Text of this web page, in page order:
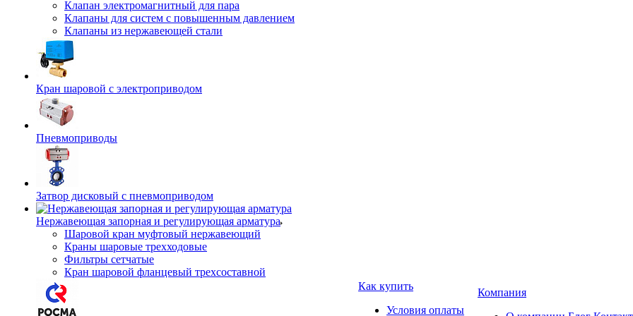
Клапан электромагнитный для пара
Клапаны для систем с повышенным давлением
Клапаны из нержавеющей стали
Кран шаровой с электроприводом
Пневмоприводы
Затвор дисковый с пневмоприводом
Нержавеющая запорная и регулирующая арматура
Шаровой кран муфтовый нержавеющий
Краны шаровые трехходовые
Фильтры сетчатые
Кран шаровой фланцевый трехсоставной
Как купить
Условия оплаты
Компания